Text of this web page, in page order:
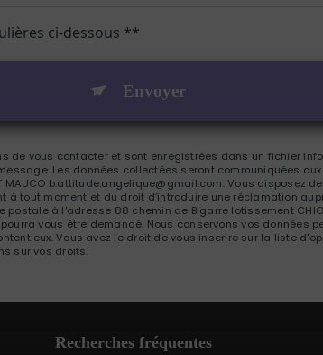
ci-dessous **
Envoyer
de vous contacter et sont enregistrées dans un fichier
Les données collectées seront communiquées
MAUCO b.attitude.angelique@gmail.com. Vous disposez
tout moment et du droit d’introduire une réclamation
à l'adresse 88 chemin de Bigarre lotissement
vous être demandé. Nous conservons vos données
Vous avez le droit de vous inscrire sur la liste
sur vos droits.
Recherches fréquentes